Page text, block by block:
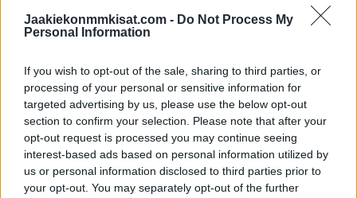
Jaakiekonmmkisat.com - Do Not Process My
Personal Information
If you wish to opt-out of the sale, sharing to third parties, or
processing of your personal or sensitive information for
targeted advertising by us, please use the below opt-out
section to confirm your selection. Please note that after your
opt-out request is processed you may continue seeing
interest-based ads based on personal information utilized by
us or personal information disclosed to third parties prior to
your opt-out. You may separately opt-out of the further
https://twitter.com/NHL_fi/status/1646006277795983363
Jos twiitti ei näy laitteellasi voit katsoa sen suoraanTwitteristä
Lue myös:Pittsburgh Penguinsilta sulaminen pudotuspelien
kynnyksellä – Florida Panthers raivasi tiensä jatkoon